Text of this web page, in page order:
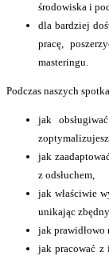
środowiska i
dla bardziej
pracę,
masteringu.
Podczas naszych
jak
jak
z odsłuchem,
jak właściwie
unikając
jak prawidłowo
jak pracować z